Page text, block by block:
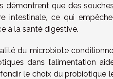
démontrent que des
intestinale, ce qui
à la santé digestive.
du microbiote
dans l’alimentation
le choix du probiotique